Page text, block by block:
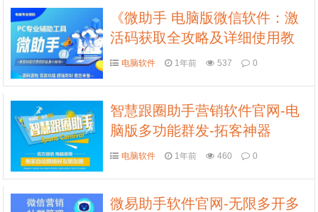
《微助手 电脑版微信软件：激
活码获取全攻略及详细使用教
程》
电脑软件 1年前 537 0
智慧跟圈助手营销软件官网-电
脑版多功能群发-拓客神器
电脑软件 1年前 460 0
微易助手软件官网-无限多开多